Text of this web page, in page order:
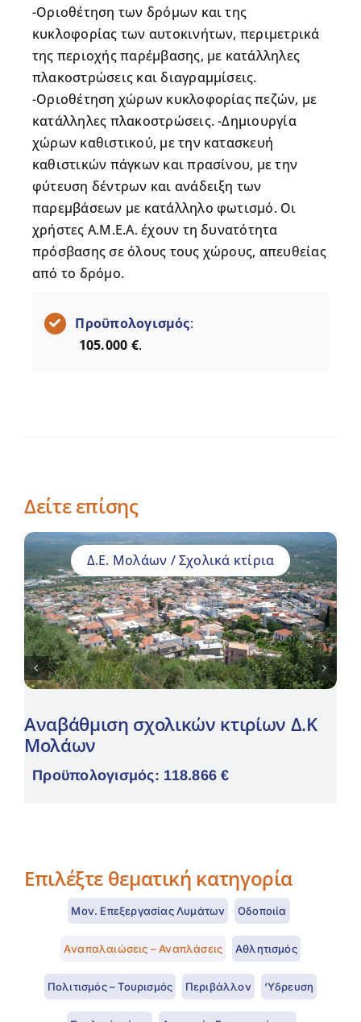
-Οριοθέτηση των δρόμων και της
κυκλοφορίας των αυτοκινήτων, περιμετρικά
της περιοχής παρέμβασης, με κατάλληλες
πλακοστρώσεις και διαγραμμίσεις.
-Οριοθέτηση χώρων κυκλοφορίας πεζών, με
κατάλληλες πλακοστρώσεις. -Δημιουργία
χώρων καθιστικού, με την κατασκευή
καθιστικών πάγκων και πρασίνου, με την
φύτευση δέντρων και ανάδειξη των
παρεμβάσεων με κατάλληλο φωτισμό. Οι
χρήστες Α.Μ.Ε.Α. έχουν τη δυνατότητα
πρόσβασης σε όλους τους χώρους, απευθείας
από το δρόμο.
Προϋπολογισμός:
105.000 €.
Δείτε επίσης
Δ.Ε. Μολάων / Σχολικά κτίρια
Αναβάθμιση σχολικών κτιρίων Δ.Κ
Μολάων
Προϋπολογισμός: 118.866 €
Επιλέξτε θεματική κατηγορία
Μον. Επεξεργασίας Λυμάτων Οδοποιία
Aναπαλαιώσεις – Αναπλάσεις Αθλητισμός
Πολιτισμός – Τουρισμός Περιβάλλον ‘Υδρευση